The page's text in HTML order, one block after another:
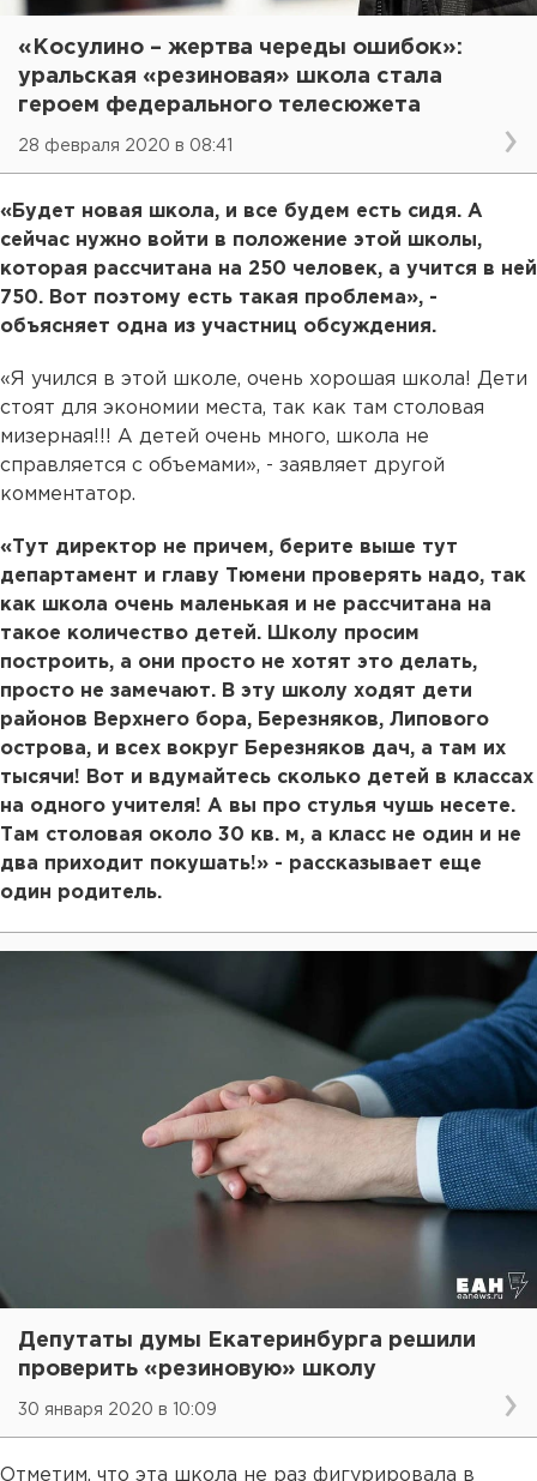
«Косулино – жертва череды ошибок»:
уральская «резиновая» школа стала
героем федерального телесюжета
28 февраля 2020 в 08:41
«Будет новая школа, и все будем есть сидя. А
сейчас нужно войти в положение этой школы,
которая рассчитана на 250 человек, а учится в ней
750. Вот поэтому есть такая проблема», -
объясняет одна из участниц обсуждения.
«Я учился в этой школе, очень хорошая школа! Дети
стоят для экономии места, так как там столовая
мизерная!!! А детей очень много, школа не
справляется с объемами», - заявляет другой
комментатор.
«Тут директор не причем, берите выше тут
департамент и главу Тюмени проверять надо, так
как школа очень маленькая и не рассчитана на
такое количество детей. Школу просим
построить, а они просто не хотят это делать,
просто не замечают. В эту школу ходят дети
районов Верхнего бора, Березняков, Липового
острова, и всех вокруг Березняков дач, а там их
тысячи! Вот и вдумайтесь сколько детей в классах
на одного учителя! А вы про стулья чушь несете.
Там столовая около 30 кв. м, а класс не один и не
два приходит покушать!» - рассказывает еще
один родитель.
Депутаты думы Екатеринбурга решили
проверить «резиновую» школу
30 января 2020 в 10:09
Отметим, что эта школа не раз фигурировала в